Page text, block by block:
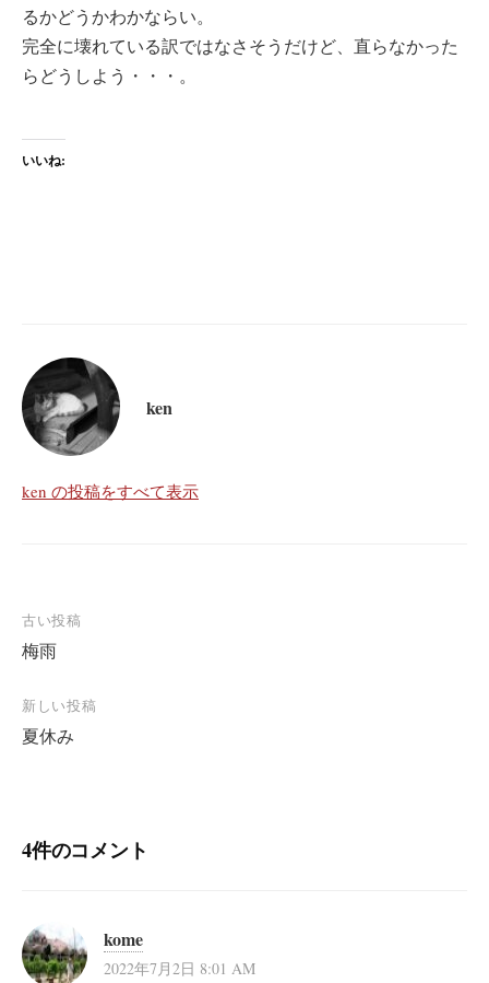
るかどうかわかならい。
完全に壊れている訳ではなさそうだけど、直らなかった
らどうしよう・・・。
いいね:
ken
ken の投稿をすべて表示
投
稿
ナ
ビ
ョ
古い投稿
梅雨
新しい投稿
夏休み
4件のコメント
kome
2022年7月2日 8:01 AM